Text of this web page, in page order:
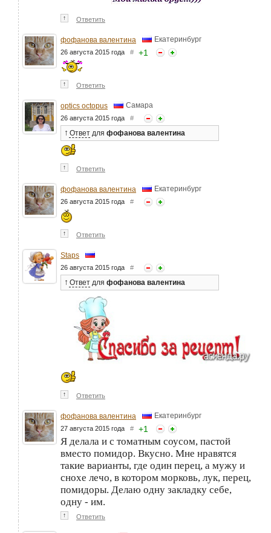
↑ Ответить
фофанова валентина Екатеринбург
26 августа 2015 года # +1
↑ Ответить
optics octopus Самара
26 августа 2015 года #
↑ Ответ для фофанова валентина
↑ Ответить
фофанова валентина Екатеринбург
26 августа 2015 года #
↑ Ответить
Staps
26 августа 2015 года #
↑ Ответ для фофанова валентина
↑ Ответить
фофанова валентина Екатеринбург
27 августа 2015 года # +1
Я делала и с томатным соусом, пастой
вместо помидор. Вкусно. Мне нравятся
такие варианты, где один перец, а мужу и
снохе лечо, в котором морковь, лук, перец,
помидоры. Делаю одну закладку себе,
одну - им.
↑ Ответить